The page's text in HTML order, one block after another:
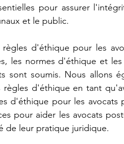
pour assurer
et le public.
d'éthique pour les
les normes d'éthique et
sont soumis. Nous allons
règles d'éthique en tant
d'éthique pour les avocats
pour aider les avocats
de leur pratique juridique.